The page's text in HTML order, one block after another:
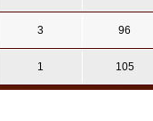
3 96
1 105